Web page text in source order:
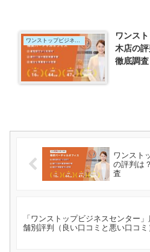
ワンストップビジネスセンター
ワンス
木店の
徹底調査
ワンスト
の評判は
査
「ワンストップビジネスセンター」
舗別評判（良い口コミと悪い口コミ